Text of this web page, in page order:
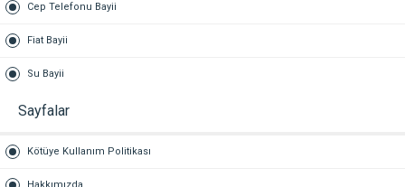
Cep Telefonu Bayii
Fiat Bayii
Su Bayii
Sayfalar
Kötüye Kullanım Politikası